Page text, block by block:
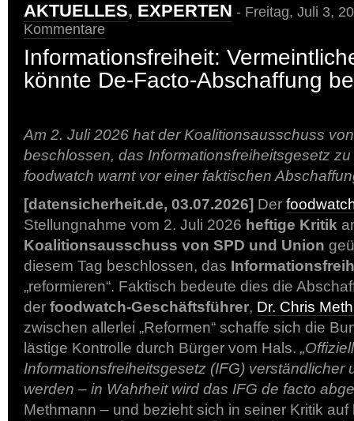
AKTUELLES, EXPERTEN - Freitag, Juli 3,
Kommentare
Informationsfreiheit:
könnte De-Facto-Abschaffung
Am 2. Juli 2026 hat der Koalitionsausschuss
beschlossen, das Informationsfreiheitsgesetz zu
foodwatch warnt vor einer faktischen
[datensicherheit.de, 03.07.2026] Der
Stellungnahme vom 2. Juli 2026 heftige Kritik
Koalitionsausschuss von SPD und Union
diesem Tag beschlossen, das
„reformieren“. Faktisch bedeute dies die
der foodwatch-Geschäftsführer, Dr. Chris
zwischen allerlei „Reformen“ schaffe sich die
lästige Kontrolle durch Bürger vom Hals.
Informationsfreiheitsgesetz (IFG) verständlicher
werden – in Wahrheit wird das IFG de facto
Methmann – und bezieht sich in seiner Kritik auf